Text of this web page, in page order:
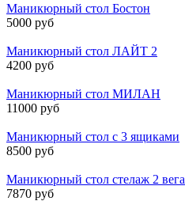
Маникюрный стол Бостон
5000 руб
Маникюрный стол ЛАЙТ 2
4200 руб
Маникюрный стол МИЛАН
11000 руб
Маникюрный стол с 3 ящиками
8500 руб
Маникюрный стол стелаж 2 вега
7870 руб